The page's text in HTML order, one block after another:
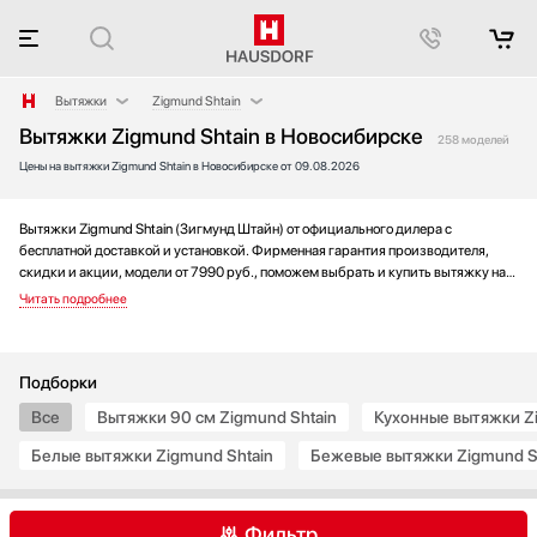
Вытяжки
Аксессуары
Аксессуары и принадлежности
Аромастанции
Барбекю
Варочные панели
Варочные центры
Весы
Zigmund Shtain
AEG
Asko
Bertazzoni
BORA
Elica
Falmec
Franke
Fulgor Milano
Вытяжки Zigmund Shtain в Новосибирске
258 моделей
Цены на вытяжки Zigmund Shtain в Новосибирске от 09.08.2026
Вытяжки Zigmund Shtain (Зигмунд Штайн) от официального дилера с
бесплатной доставкой и установкой. Фирменная гарантия производителя,
скидки и акции, модели от 7990 руб., поможем выбрать и купить вытяжку на
выгодных условиях без переплаты. Новинки и хиты года, отзывы покупателей
Подборки
Все
Вытяжки 90 см Zigmund Shtain
Кухонные вытяжки
Белые вытяжки Zigmund Shtain
Бежевые вытяжки Zigmund